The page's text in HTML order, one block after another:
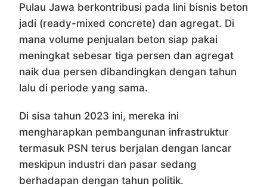
Pulau Jawa berkontribusi pada lini bisnis beton
jadi (ready-mixed concrete) dan agregat. Di
mana volume penjualan beton siap pakai
meningkat sebesar tiga persen dan agregat
naik dua persen dibandingkan dengan tahun
lalu di periode yang sama.
Di sisa tahun 2023 ini, mereka ini
mengharapkan pembangunan infrastruktur
termasuk PSN terus berjalan dengan lancar
meskipun industri dan pasar sedang
berhadapan dengan tahun politik.